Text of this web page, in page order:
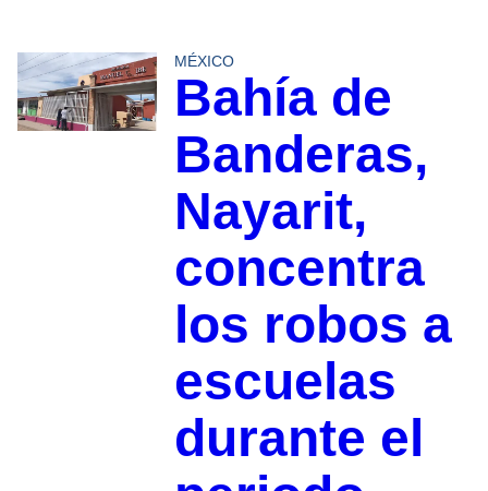
MÉXICO
Bahía de
Banderas,
Nayarit,
concentra
los robos a
escuelas
durante el